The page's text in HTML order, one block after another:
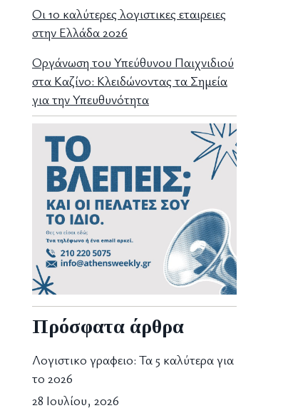
Οι 10 καλύτερες λογιστικες εταιρειες
στην Ελλάδα 2026
Οργάνωση του Υπεύθυνου Παιχνιδιού
στα Καζίνο: Κλειδώνοντας τα Σημεία
για την Υπευθυνότητα
Πρόσφατα άρθρα
Λογιστικο γραφειο: Τα 5 καλύτερα για
το 2026
28 Ιουλίου, 2026